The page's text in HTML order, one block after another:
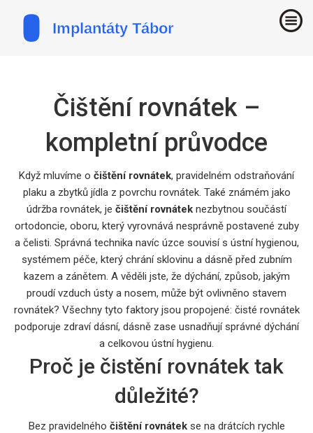
Čištění rovnátek –
kompletní průvodce
Když mluvíme o čištění rovnátek, pravidelném odstraňování
plaku a zbytků jídla z povrchu rovnátek. Také známém jako
údržba rovnátek, je čištění rovnátek nezbytnou součástí
ortodoncie, oboru, který vyrovnává nesprávně postavené zuby
a čelisti. Správná technika navíc úzce souvisí s ústní hygienou,
systémem péče, který chrání sklovinu a dásně před zubním
kazem a zánětem. A věděli jste, že dýchání, způsob, jakým
proudí vzduch ústy a nosem, může být ovlivněno stavem
rovnátek? Všechny tyto faktory jsou propojené: čisté rovnátek
podporuje zdraví dásní, dásně zase usnadňují správné dýchání
a celkovou ústní hygienu.
Proč je čistění rovnátek tak
důležité?
Bez pravidelného čištění rovnátekse na drátcích rychle